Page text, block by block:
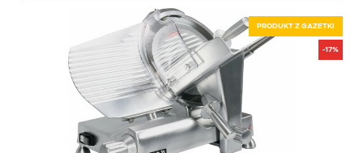
PRODUKT Z GAZETKI
-17%